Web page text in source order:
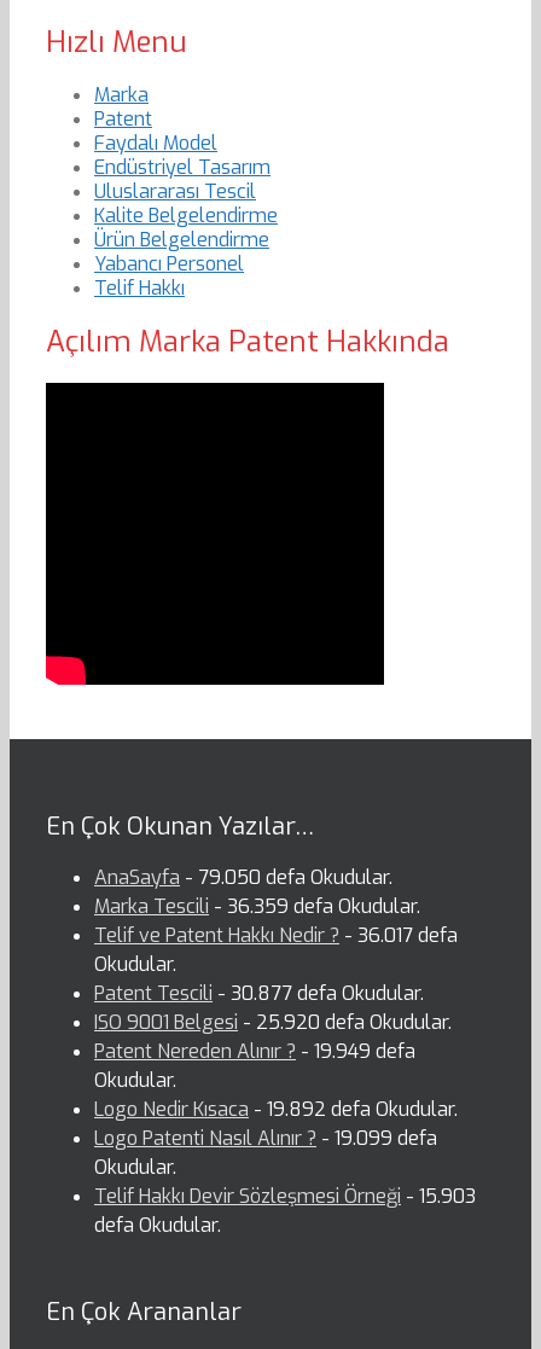
Hızlı Menu
Marka
Patent
Faydalı Model
Endüstriyel Tasarım
Uluslararası Tescil
Kalite Belgelendirme
Ürün Belgelendirme
Yabancı Personel
Telif Hakkı
Açılım Marka Patent Hakkında
En Çok Okunan Yazılar…
AnaSayfa - 79.050 defa Okudular.
Marka Tescili - 36.359 defa Okudular.
Telif ve Patent Hakkı Nedir ? - 36.017 defa
Okudular.
Patent Tescili - 30.877 defa Okudular.
ISO 9001 Belgesi - 25.920 defa Okudular.
Patent Nereden Alınır ? - 19.949 defa
Okudular.
Logo Nedir Kısaca - 19.892 defa Okudular.
Logo Patenti Nasıl Alınır ? - 19.099 defa
Okudular.
Telif Hakkı Devir Sözleşmesi Örneği - 15.903
defa Okudular.
En Çok Arananlar